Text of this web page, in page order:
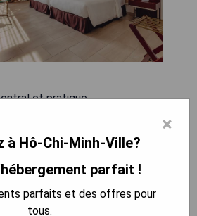
et pratique
modernes
×
à Hô-Chi-Minh-Ville?
parfait !
parfaits et des offres pour
tous.